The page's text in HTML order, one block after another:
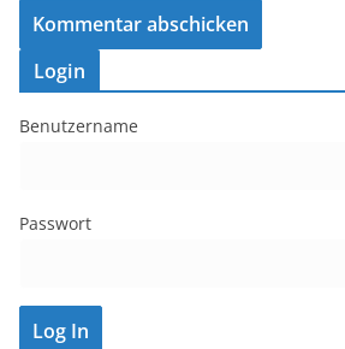
Login
Benutzername
Passwort